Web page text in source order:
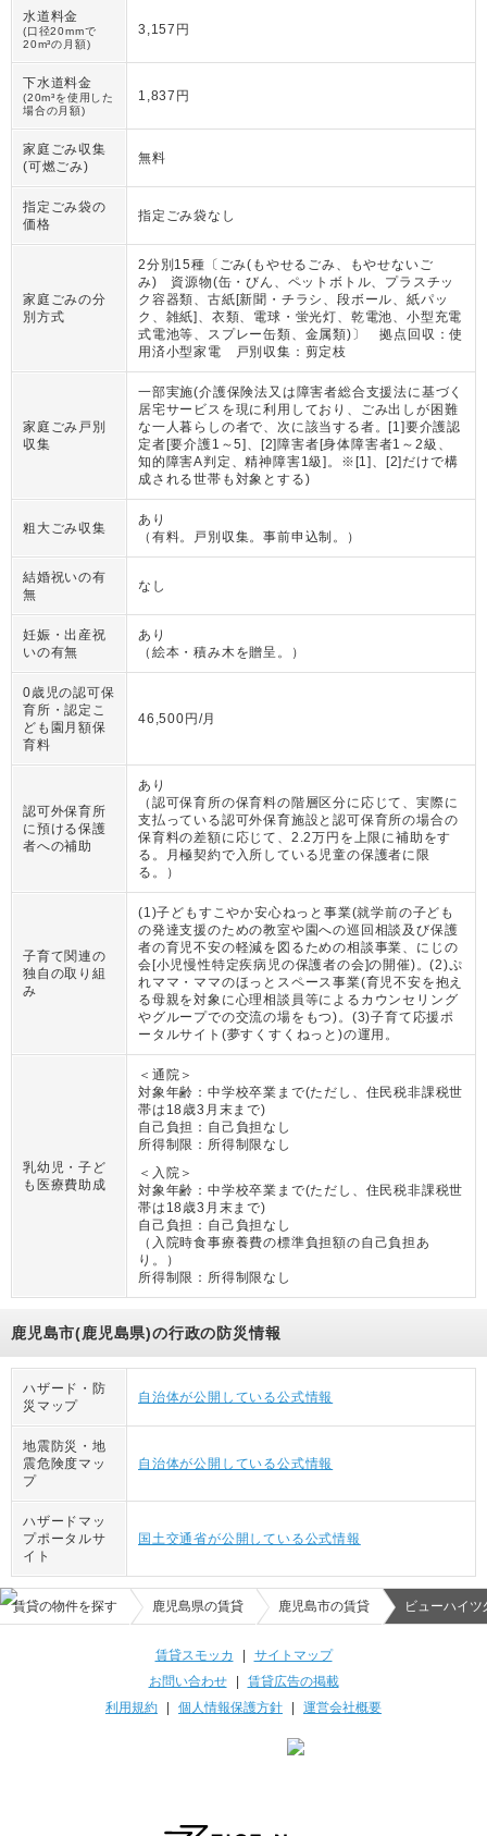
水道料金
(口径20mmで
20m³の月額)
3,157円
下水道料金
(20m³を使用した
場合の月額)
1,837円
家庭ごみ収集
(可燃ごみ)
無料
指定ごみ袋の
価格
指定ごみ袋なし
家庭ごみの分
別方式
2分別15種〔ごみ(もやせるごみ、もやせないご
み) 資源物(缶・びん、ペットボトル、プラスチッ
ク容器類、古紙[新聞・チラシ、段ボール、紙パッ
ク、雑紙]、衣類、電球・蛍光灯、乾電池、小型充電
式電池等、スプレー缶類、金属類)〕 拠点回収：使
用済小型家電 戸別収集：剪定枝
家庭ごみ戸別
収集
一部実施(介護保険法又は障害者総合支援法に基づく
居宅サービスを現に利用しており、ごみ出しが困難
な一人暮らしの者で、次に該当する者。[1]要介護認
定者[要介護1～5]、[2]障害者[身体障害者1～2級、
知的障害A判定、精神障害1級]。※[1]、[2]だけで構
成される世帯も対象とする)
粗大ごみ収集
あり
（ 有料。戸別収集。事前申込制。 ）
結婚祝いの有
無
なし
妊娠・出産祝
いの有無
あり
（ 絵本・積み木を贈呈。 ）
0歳児の認可保
育所・認定こ
ども園月額保
育料
46,500円/月
認可外保育所
に預ける保護
者への補助
あり
（ 認可保育所の保育料の階層区分に応じて、実際に
支払っている認可外保育施設と認可保育所の場合の
保育料の差額に応じて、2.2万円を上限に補助をす
る。月極契約で入所している児童の保護者に限
る。
）
子育て関連の
独自の取り組
み
(1)子どもすこやか安心ねっと事業(就学前の子ども
の発達支援のための教室や園への巡回相談及び保護
者の育児不安の軽減を図るための相談事業、にじの
会[小児慢性特定疾病児の保護者の会]の開催)。(2)ぷ
れママ・ママのほっとスペース事業(育児不安を抱え
る母親を対象に心理相談員等によるカウンセリング
やグループでの交流の場をもつ)。(3)子育て応援ポ
ータルサイト(夢すくすくねっと)の運用。
乳幼児・子ど
も医療費助成
＜通院＞
対象年齢： 中学校卒業まで(ただし、住民税非課税世
帯は18歳3月末まで)
自己負担： 自己負担なし
所得制限： 所得制限なし
＜入院＞
対象年齢： 中学校卒業まで(ただし、住民税非課税世
帯は18歳3月末まで)
自己負担： 自己負担なし
（ 入院時食事療養費の標準負担額の自己負担あ
り。
）
所得制限： 所得制限なし
鹿児島市(鹿児島県)の行政の防災情報
ハザード・防
災マップ
自治体が公開している公式情報
地震防災・地
震危険度マッ
プ
自治体が公開している公式情報
ハザードマッ
プポータルサ
イト
国土交通省が公開している公式情報
賃貸の物件を探す 鹿児島県の賃貸 鹿児島市の賃貸 ビューハイツ
賃貸スモッカ | サイトマップ
お問い合わせ| 賃貸広告の掲載
利用規約 | 個人情報保護方針 | 運営会社概要